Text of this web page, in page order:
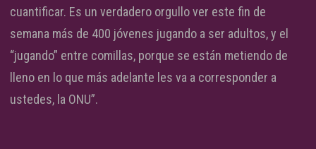
cuantificar. Es un verdadero orgullo ver este fin de
semana más de 400 jóvenes jugando a ser adultos, y el
“jugando” entre comillas, porque se están metiendo de
lleno en lo que más adelante les va a corresponder a
ustedes, la ONU”.